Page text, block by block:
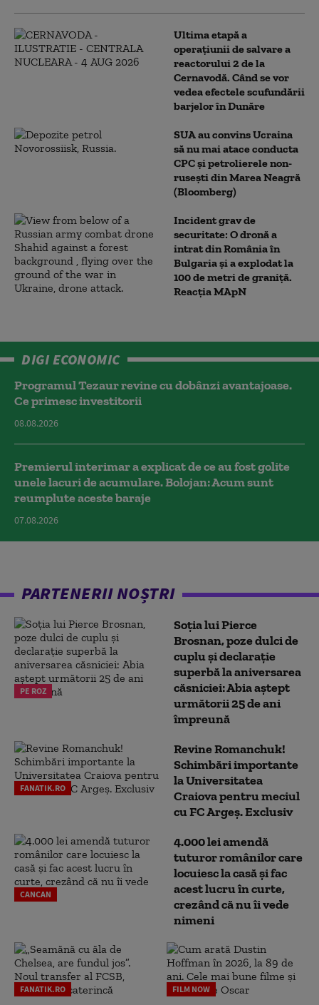
Ultima etapă a
operațiunii de salvare a
reactorului 2 de la
Cernavodă. Când se vor
vedea efectele scufundării
barjelor în Dunăre
SUA au convins Ucraina
să nu mai atace conducta
CPC şi petrolierele non-
ruseşti din Marea Neagră
(Bloomberg)
Incident grav de
securitate: O dronă a
intrat din România în
Bulgaria şi a explodat la
100 de metri de graniţă.
Reacția MApN
DIGI ECONOMIC
Programul Tezaur revine cu dobânzi avantajoase.
Ce primesc investitorii
08.08.2026
Premierul interimar a explicat de ce au fost golite
unele lacuri de acumulare. Bolojan: Acum sunt
reumplute aceste baraje
07.08.2026
PARTENERII NOȘTRI
PE ROZ
Soția lui Pierce
Brosnan, poze dulci de
cuplu și declarație
superbă la aniversarea
căsniciei: Abia aștept
următorii 25 de ani
împreună
FANATIK.RO
Revine Romanchuk!
Schimbări importante
la Universitatea
Craiova pentru meciul
cu FC Argeş. Exclusiv
CANCAN
4.000 lei amendă
tuturor românilor care
locuiesc la casă și fac
acest lucru în curte,
crezând că nu îi vede
nimeni
FANATIK.RO FILM NOW